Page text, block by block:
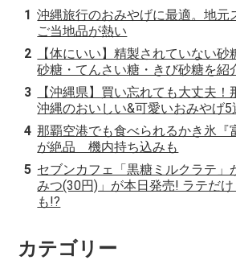
沖縄旅行のおみやげに最適。地元
ご当地品が熱い
【体にいい】精製されていない
砂糖・てんさい糖・きび砂糖を紹
【沖縄県】買い忘れても大丈夫
沖縄のおいしい&可愛いおみやげ5
那覇空港でも食べられるかき氷『
が絶品 機内持ち込みも
セブンカフェ「黒糖ミルクラテ」
みつ(30円)」が本日発売! ラテだ
も!?
カテゴリー